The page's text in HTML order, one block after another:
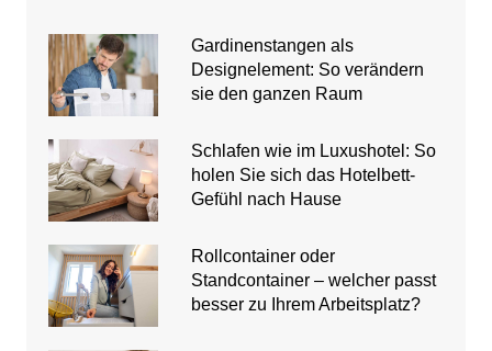
Gardinenstangen als
Designelement: So verändern
sie den ganzen Raum
Schlafen wie im Luxushotel: So
holen Sie sich das Hotelbett-
Gefühl nach Hause
Rollcontainer oder
Standcontainer – welcher passt
besser zu Ihrem Arbeitsplatz?